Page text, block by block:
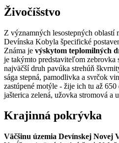
Živočíšstvo
Z významných lesostepných oblastí
Devínska Kobyla špecifické
Známa je výskytom teplomilných
je takýmto predstaviteľom zebrovka
najväčší druh pavúka strehúň
sága stepná, pamodlivka a svrčok
zastúpené motýle - žije ich tu až
jašterica zelená, užovka stromová a
Krajinná pokrývka
Väčšinu územia Devínskej Novej